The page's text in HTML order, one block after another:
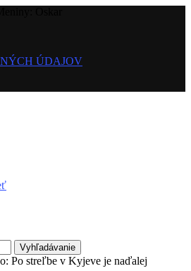
ÚDAJOV
Vyhľadávanie
Po streľbe v Kyjeve je naďalej